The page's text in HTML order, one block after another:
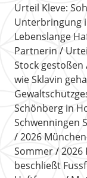
Urteil Kleve:
Unterbringung
Lebenslange
Partnerin
Stock gestoßen
wie Sklavin
Schönberg in
Schwenningen
2026
Sommer
2026
beschließt